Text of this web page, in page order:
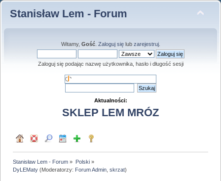
Stanisław Lem - Forum
Witamy, Gość. Zaloguj sięlub zarejestruj.
Zaloguj się podając nazwę użytkownika, hasło i długość sesji
Aktualności:
SKLEP LEM MRÓZ
Stanisław Lem - Forum » Polski»
DyLEMaty (Moderatorzy: Forum Admin ,skrzat)